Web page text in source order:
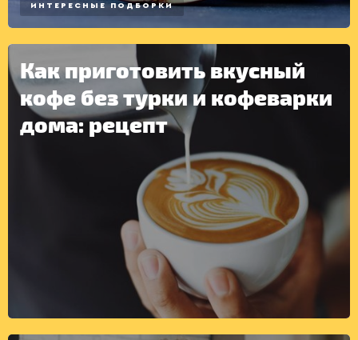
ДРУГОЕ
ИНТЕРЕСНЫЕ ПОДБОРКИ
Как приготовить вкусный
кофе без турки и кофеварки
дома: рецепт